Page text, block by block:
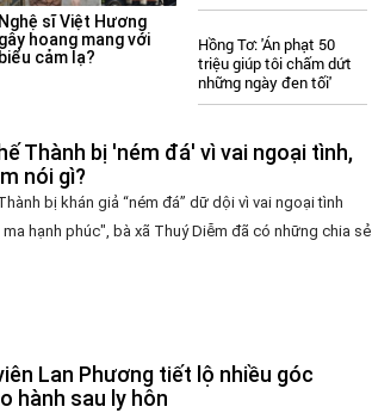
Nghệ sĩ Việt Hương
gây hoang mang với
biểu cảm lạ?
Hồng Tơ: 'Án phạt 50
triệu giúp tôi chấm dứt
những ngày đen tối'
Thành bị 'ném đá' vì vai ngoại tình,
nói gì?
bị khán giả “ném đá” dữ dội vì vai ngoại tình
hạnh phúc", bà xã Thuý Diễm đã có những chia sẻ
Lan Phương tiết lộ nhiều góc
hành sau ly hôn